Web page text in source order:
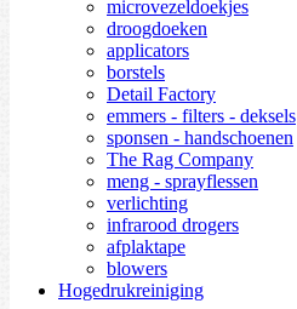
microvezeldoekjes
droogdoeken
applicators
borstels
Detail Factory
emmers - filters - deksels
sponsen - handschoenen
The Rag Company
meng - sprayflessen
verlichting
infrarood drogers
afplaktape
blowers
Hogedrukreiniging